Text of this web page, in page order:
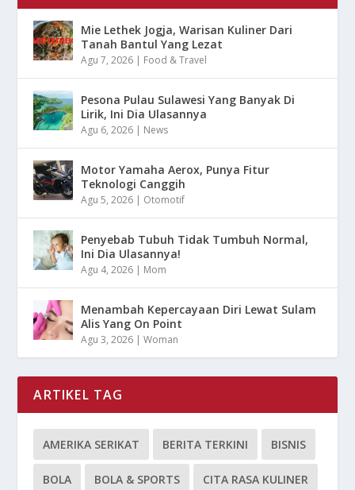
Mie Lethek Jogja, Warisan Kuliner Dari
Tanah Bantul Yang Lezat
Agu 7, 2026 | Food & Travel
Pesona Pulau Sulawesi Yang Banyak Di
Lirik, Ini Dia Ulasannya
Agu 6, 2026 | News
Motor Yamaha Aerox, Punya Fitur
Teknologi Canggih
Agu 5, 2026 | Otomotif
Penyebab Tubuh Tidak Tumbuh Normal,
Ini Dia Ulasannya!
Agu 4, 2026 | Mom
Menambah Kepercayaan Diri Lewat Sulam
Alis Yang On Point
Agu 3, 2026 |Woman
ARTIKEL TAG
AMERIKA SERIKAT BERITA TERKINI BISNIS
BOLA BOLA & SPORTS CITA RASA KULINER